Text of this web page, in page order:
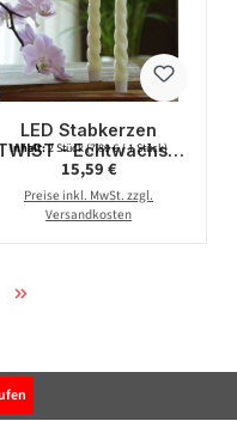
LED Stabkerzen
- Echtwachs -
flackernde 3D Flamme
- H: 25cm - Timer -
creme - 2er Set
Inhalt:2 Stück(7,80 € / 1 Stück)
Regulärer Preis:
15,59 €
Preise inkl. MwSt. zzgl.
Versandkosten